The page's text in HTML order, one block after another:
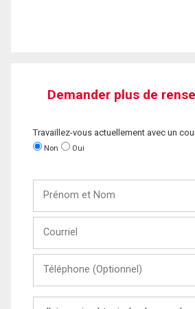
Demander plus de
Travaillez-vous actuellement avec un
Non Oui
Nom
(Optionnel)
Message